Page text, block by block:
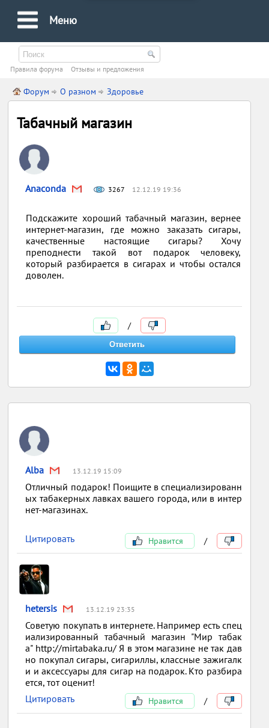
Меню
Правила форума Oтзывы и предложения
Форум О разном Здоровье
Табачный магазин
Anaconda 3267 12.12.19 19:36
Подскажите хороший табачный магазин, вернее
интернет-магазин, где можно заказать сигары,
качественные настоящие сигары? Хочу
преподнести такой вот подарок человеку,
который разбирается в сигарах и чтобы остался
доволен.
/
Alba 13.12.19 15:09
Отличный подарок! Поищите в специализированн
ых табакерных лавках вашего города, или в интер
нет-магазинах.
Цитировать Нравится /
hetersis 13.12.19 23:35
Советую покупать в интернете. Например есть спец
иализированный табачный магазин "Мир табак
а" http://mirtabaka.ru/ Я в этом магазине не так дав
но покупал сигары, сигариллы, классные зажигалк
и и аксессуары для сигар на подарок. Кто разбира
ется, тот оценит!
Цитировать
Нравится /